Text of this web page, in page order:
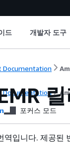
드 개발자 도구
Documentation
Documentation
포커스 모드
역입니다. 제공된